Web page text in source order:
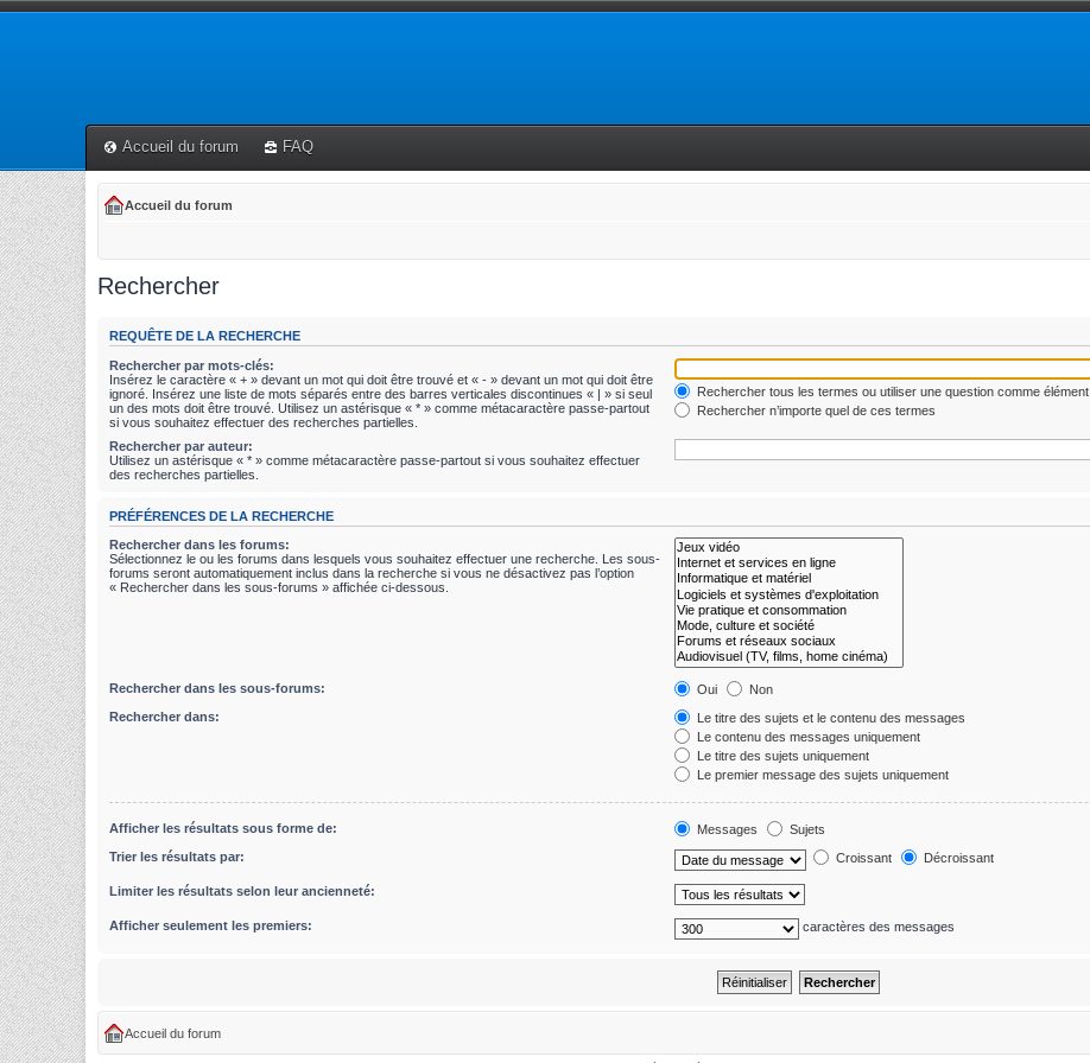
Accueil du forum FAQ
Accueil du forum
Rechercher
REQUÊTE DE LA RECHERCHE
Rechercher par mots-clés:
Insérez le caractère « + » devant un mot qui doit être trouvé et « - » devant un mot qui doit être
ignoré. Insérez une liste de mots séparés entre des barres verticales discontinues « | » si seul
un des mots doit être trouvé. Utilisez un astérisque « * » comme métacaractère passe-partout
si vous souhaitez effectuer des recherches partielles.
Rechercher tous les termes ou utiliser une question comme élément
Rechercher n’importe quel de ces termes
Rechercher par auteur:
Utilisez un astérisque « * » comme métacaractère passe-partout si vous souhaitez effectuer
des recherches partielles.
PRÉFÉRENCES DE LA RECHERCHE
Rechercher dans les forums:
Sélectionnez le ou les forums dans lesquels vous souhaitez effectuer une recherche. Les sous-
forums seront automatiquement inclus dans la recherche si vous ne désactivez pas l’option
« Rechercher dans les sous-forums » affichée ci-dessous.
Rechercher dans les sous-forums: Oui
Non
Rechercher dans:
Le titre des sujets et le contenu des messages
Le contenu des messages uniquement
Le titre des sujets uniquement
Le premier message des sujets uniquement
Afficher les résultats sous forme de: Messages
Sujets
Trier les résultats par:
Croissant Décroissant
Limiter les résultats selon leur ancienneté:
Afficher seulement les premiers: caractères des messages
Accueil du forum